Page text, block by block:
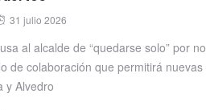
Posted
31 julio 2026
al alcalde de “quedarse solo” por no
de colaboración que permitirá nuevas
y Alvedro